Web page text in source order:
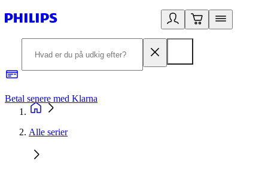
Betal senere med Klarna
Alle serier